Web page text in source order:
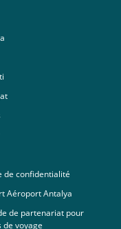
de confidentialité
Aéroport Antalya
de partenariat pour
de voyage